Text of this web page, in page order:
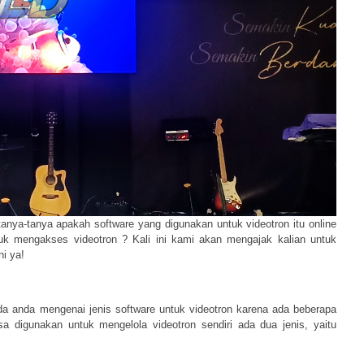
tanya apakah software yang digunakan untuk videotron itu online
mengakses videotron ? Kali ini kami akan mengajak kalian untuk
ya!
anda mengenai jenis software untuk videotron karena ada beberapa
digunakan untuk mengelola videotron sendiri ada dua jenis, yaitu